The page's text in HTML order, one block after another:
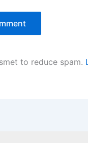
to reduce spam.